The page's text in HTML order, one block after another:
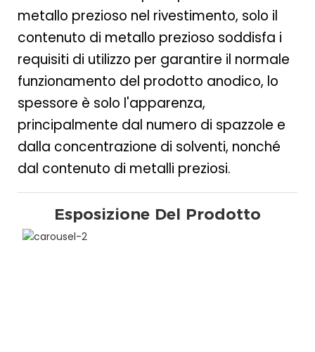
metallo prezioso nel rivestimento, solo il
contenuto di metallo prezioso soddisfa i
requisiti di utilizzo per garantire il normale
funzionamento del prodotto anodico, lo
spessore è solo l'apparenza,
principalmente dal numero di spazzole e
dalla concentrazione di solventi, nonché
dal contenuto di metalli preziosi.
Esposizione Del Prodotto